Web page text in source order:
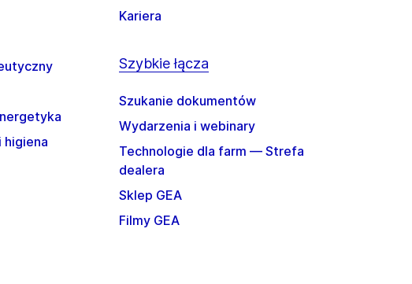
higiena
Kariera
Szybkie łącza
Szukanie dokumentów
Wydarzenia i webinary
Technologie dla farm — Strefa
dealera
Sklep GEA
Filmy GEA